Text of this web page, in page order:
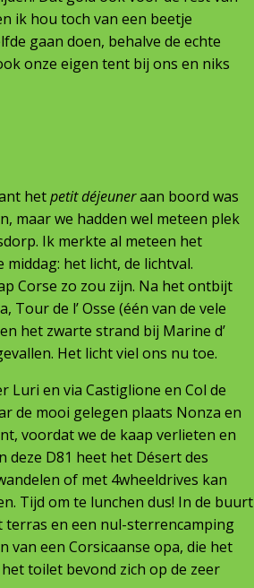
ik hou toch van een beetje
gaan doen, behalve de echte
onze eigen tent bij ons en niks
hetpetit déjeuneraan boord was
maar we hadden wel meteen plek
Ik merkte al meteen het
het licht, de lichtval.
Corse zo zou zijn. Na het ontbijt
de l’ Osse (één van de vele
het zwarte strand bij Marine d’
Het licht viel ons nu toe.
en via Castiglione en Col de
de mooi gelegen plaats Nonza en
voordat we de kaap verlieten en
deze D81 heet het Désert des
of met 4wheeldrives kan
Tijd om te lunchen dus! In de buurt
terras en een nul-sterrencamping
van een Corsicaanse opa, die het
toilet bevond zich op de zeer